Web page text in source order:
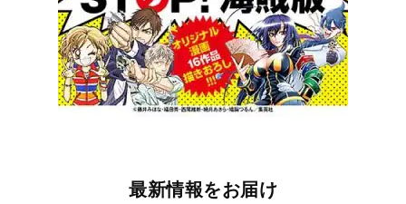
最新情報をお届け